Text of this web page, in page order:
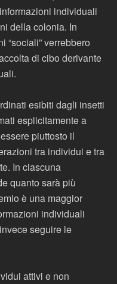
individuali
della colonia. In
“sociali” verrebbero
di cibo derivante
esibiti dagli insetti
esplicitamente a
piuttosto il
tra individui e tra
In ciascuna
quanto sarà più
è una maggior
individuali
seguire le
attivi e non